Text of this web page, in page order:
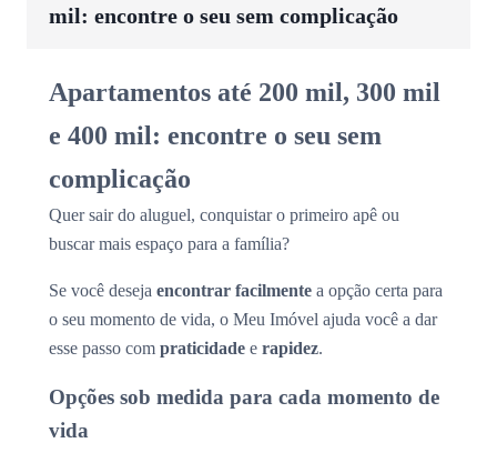
mil: encontre o seu sem complicação
Apartamentos até 200 mil, 300 mil
e 400 mil: encontre o seu sem
complicação
Quer sair do aluguel, conquistar o primeiro apê ou
buscar mais espaço para a família?
Se você deseja encontrar facilmente a opção certa para
o seu momento de vida, o Meu Imóvel ajuda você a dar
esse passo com praticidade e rapidez.
Opções sob medida para cada momento de
vida